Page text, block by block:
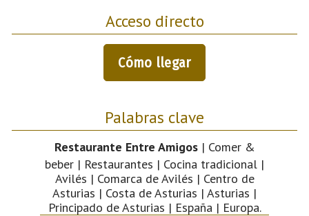
Acceso directo
Cómo llegar
Palabras clave
Restaurante Entre Amigos| Comer &
beber | Restaurantes | Cocina tradicional |
Avilés | Comarca de Avilés | Centro de
Asturias | Costa de Asturias | Asturias |
Principado de Asturias | España | Europa.